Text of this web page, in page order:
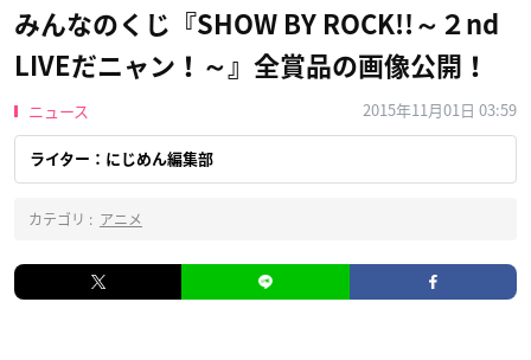
みんなのくじ『SHOW BY ROCK!!～２nd
LIVEだニャン！～』全賞品の画像公開！
ニュース 2015年11月01日 03:59
ライター：にじめん編集部
カテゴリ : アニメ